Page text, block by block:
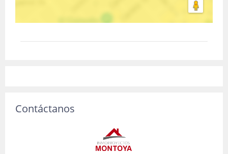
Contáctanos